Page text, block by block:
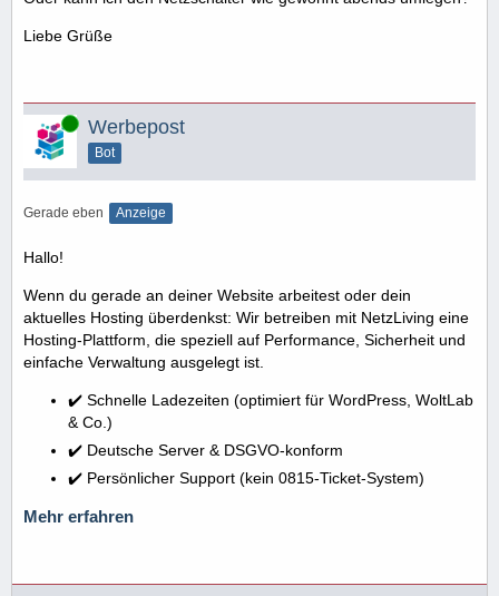
Liebe Grüße
Online Werbepost
Bot
Gerade eben Anzeige
Hallo!
Wenn du gerade an deiner Website arbeitest oder dein
aktuelles Hosting überdenkst: Wir betreiben mit NetzLiving eine
Hosting-Plattform, die speziell auf Performance, Sicherheit und
einfache Verwaltung ausgelegt ist.
✔️ Schnelle Ladezeiten (optimiert für WordPress, WoltLab
& Co.)
✔️ Deutsche Server & DSGVO-konform
✔️ Persönlicher Support (kein 0815-Ticket-System)
Mehr erfahren